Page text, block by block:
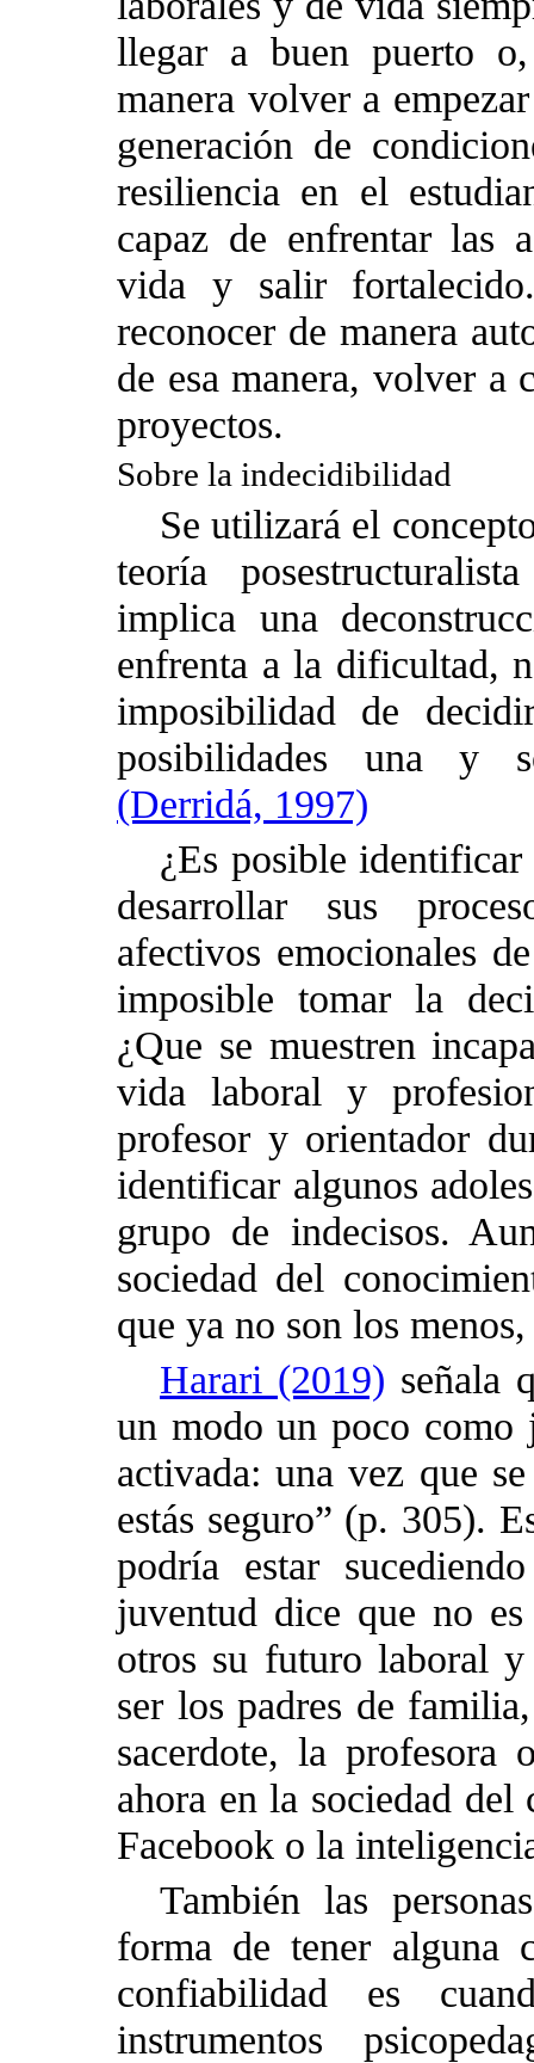
llegar a buen puerto
manera volver a
generación de
resiliencia en el
capaz de enfrentar las
vida y salir
reconocer de manera
de esa manera, volver a
proyectos.
Sobre la indecidibilidad
Se utilizará el
teoría
implica una
enfrenta a la dificultad,
imposibilidad de
posibilidades una y
(Derridá, 1997)
¿Es posible identificar
desarrollar sus
afectivos emocionales
imposible tomar la
¿Que se muestren
vida laboral y
profesor y orientador
identificar algunos
grupo de indecisos.
sociedad del
que ya no son los
Harari (2019) señala
un modo un poco como
activada: una vez que
estás seguro” (p. 305).
podría estar
juventud dice que no
otros su futuro laboral y
ser los padres de
sacerdote, la
ahora en la sociedad
Facebook o la
También las
forma de tener alguna
confiabilidad es
instrumentos